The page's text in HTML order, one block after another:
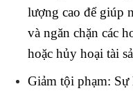
lượng cao để giúp
và ngăn chặn các
hoặc hủy hoại tài
Giảm tội phạm: Sự